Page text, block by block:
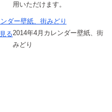
用いただけます。
ダー壁紙、街みどり
2014年4月カレンダー壁紙、街
みどり
る